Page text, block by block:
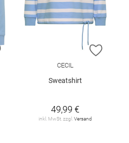
ZUR WUNSCHLISTE HINZUFÜGEN
ZUR
CECIL
Sweatshirt
49,99 €
inkl. MwSt. zzgl.Versand